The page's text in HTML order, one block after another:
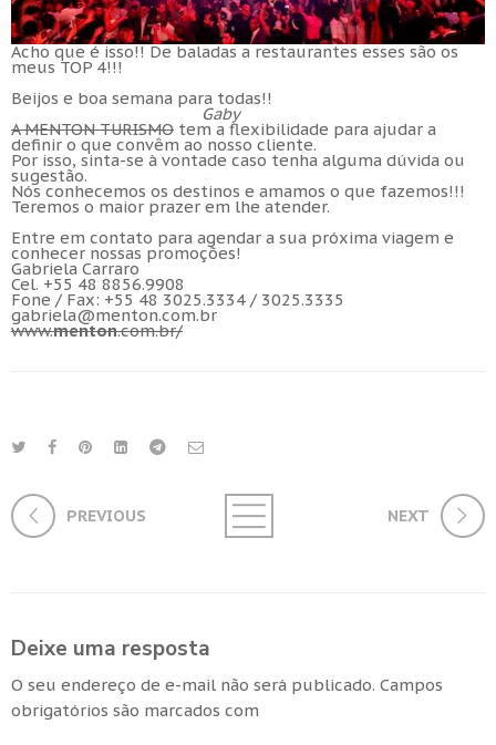
Acho que é isso!! De baladas a restaurantes esses são os
meus TOP 4!!!
Beijos e boa semana para todas!!
Gaby
A MENTON TURISMO tem a flexibilidade para ajudar a
definir o que convêm ao nosso cliente.
Por isso, sinta-se à vontade caso tenha alguma dúvida ou
sugestão.
Nós conhecemos os destinos e amamos o que fazemos!!!
Teremos o maior prazer em lhe atender.
Entre em contato para agendar a sua próxima viagem e
conhecer nossas promoções!
Gabriela Carraro
Cel. +55 48 8856.9908
Fone / Fax: +55 48 3025.3334 / 3025.3335
gabriela@menton.com.br
www.menton.com.br/
PREVIOUS NEXT
Deixe uma resposta
O seu endereço de e-mail não será publicado. Campos
obrigatórios são marcados com